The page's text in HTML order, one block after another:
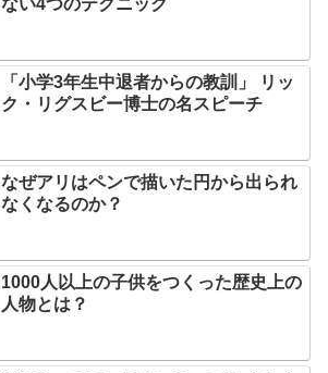
ない4つのテクニック
「小学3年生中退者からの教訓」 リッ
ク・リグスビー博士の名スピーチ
なぜアリはペンで描いた円から出られ
なくなるのか？
1000人以上の子供をつくった歴史上の
人物とは？